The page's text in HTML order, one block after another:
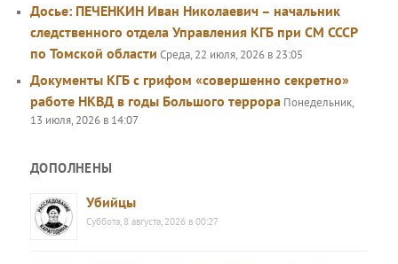
Досье: ПЕЧЕНКИН Иван Николаевич – начальник
следственного отдела Управления КГБ при СМ СССР
по Томской области Среда, 22 июля, 2026 в 23:05
Документы КГБ с грифом «совершенно секретно»
работе НКВД в годы Большого террора Понедельник,
13 июля, 2026 в 14:07
ДОПОЛНЕНЫ
Убийцы
Суббота, 8 августа, 2026 в 00:27